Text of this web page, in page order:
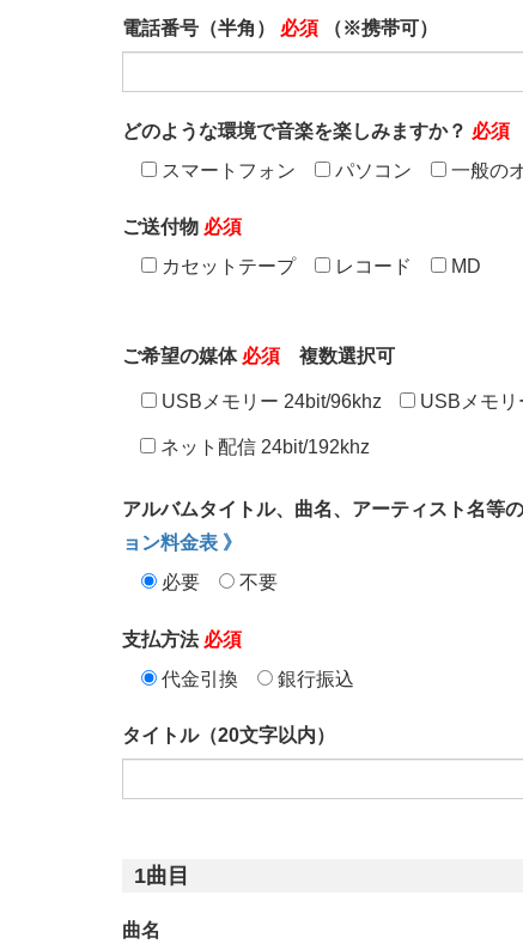
電話番号（半角） 必須 （※携帯可）
どのような環境で音楽を楽しみますか？ 必須
スマートフォン
パソコン 一般の
ご送付物 必須
カセットテープ
レコード MD
ご希望の媒体 必須 複数選択可
USBメモリー 24bit/96khz USBメモリ
ネット配信 24bit/192khz
アルバムタイトル、曲名、アーティスト名等
ョン料金表 》
必要
不要
支払方法 必須
代金引換
銀行振込
タイトル（20文字以内）
1曲目
曲名